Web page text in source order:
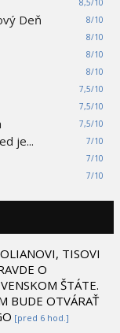
8/10
Deň
8/10
8/10
8/10
7,5/10
7,5/10
7,5/10
7/10
je...
7/10
7/10
TISOVI
O
ŠTÁTE.
BUDE OTVÁRAŤ
[pred 6 hod.]